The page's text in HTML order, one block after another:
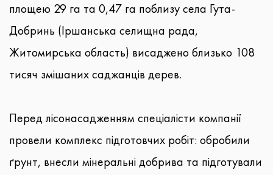
площею 29 га та 0,47 га поблизу села Гута-
Добринь (Іршанська селищна рада,
Житомирська область) висаджено близько 108
тисяч змішаних саджанців дерев.
Перед лісонасадженням спеціалісти компанії
провели комплекс підготовчих робіт: обробили
ґрунт, внесли мінеральні добрива та підготували